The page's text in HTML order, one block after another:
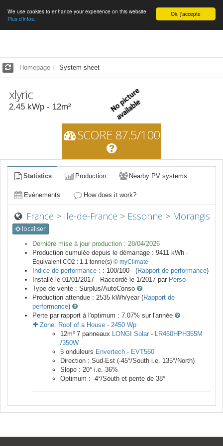
English Ok, j'accepte
We use cookies to enhance your experience on this website
Plus d'infos.
Homepage System sheet
xlyric
2.45 kWp - 12m²
SCORE 87.5/100
Statistics Production Nearby PV systems
Evènements How does it work?
France > Ile-de-France > Essonne > Morangis
localiser
Dernière mise à jour production : 28/04/2026
Production cumulée depuis le démarrage : 9411 kWh -
Equivalent CO2 : 1.1 tonne(s) © myClimate
Indice de performance : : 100/100 - (Rapport de performance)
Installé le 01/01/2017 - Raccordé le 1/2017 par Perso
Type de vente : Surplus/AutoConso
Production attendue : 2535 kWh/year (Rapport de
performance)
Perte par rapport à l'optimum : 7.07% sur l'année
Zone: Roof of a House - 2450 Wp
12m² 7 panneaux LONGI Solar - LR460HPH355M
/350W
5 onduleurs Envertech - EVT560
Direction : Sud-Est (-45°/South i.e. 135°/North)
Slope : 20° i.e. 36%
Optimum : -4°/South et pente de 38°